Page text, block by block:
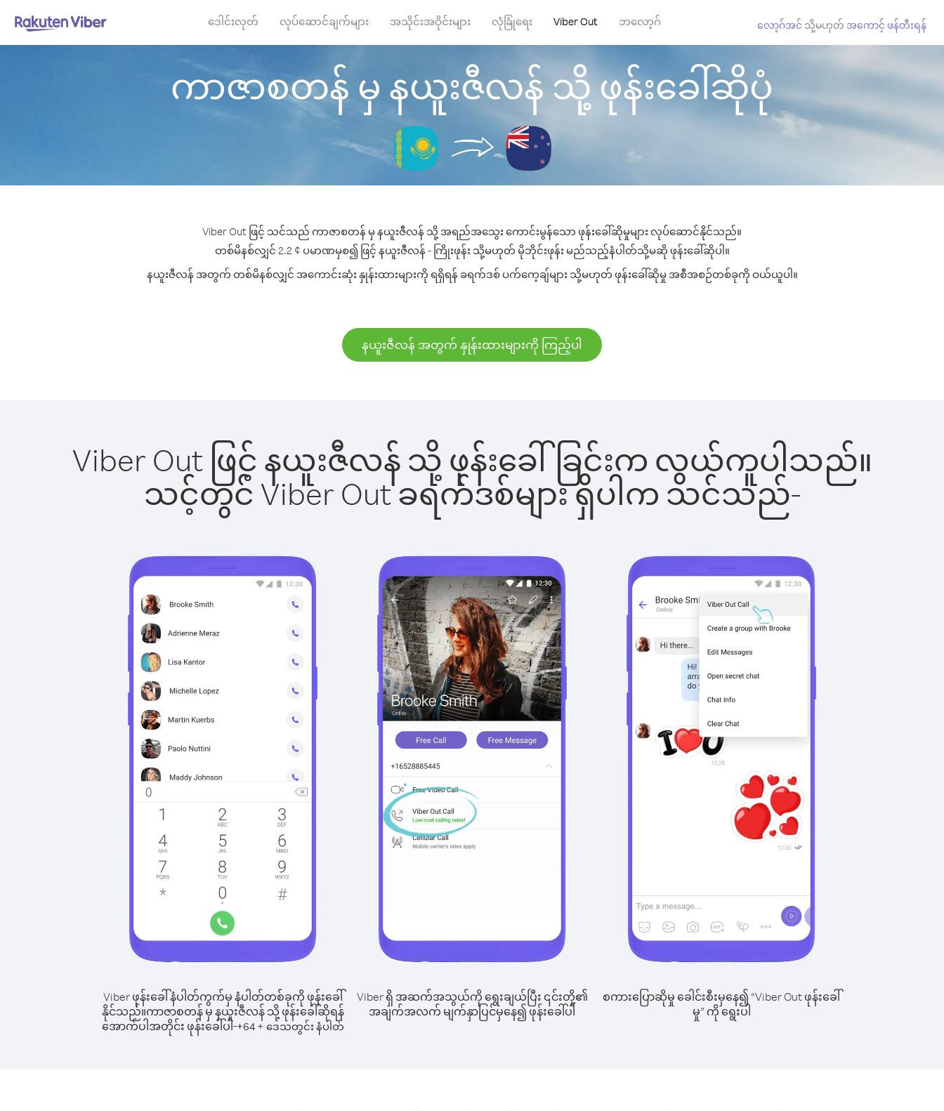
ဒေါင်းလုတ် လုပ်ဆောင်ချက်များ အသိုင်းအဝိုင်းများ လုံခြုံရေး Viber Out ဘလော့ဂ် လော့ဂ်အင် သို့မဟုတ် အကောင့် ဖန်တီးရန်
ကာဇာစတန် မှ နယူးဇီလန် သို့ ဖုန်းခေါ်ဆိုပုံ
Viber Out ဖြင့် သင်သည် ကာဇာစတန် မှ နယူးဇီလန် သို့ အရည်အသွေး ကောင်းမွန်သော ဖုန်းခေါ်ဆိုမှုများ လုပ်ဆောင်နိုင်သည်။
တစ်မိနစ်လျှင် 2.2 ¢ ပမာဏမှစ၍ ဖြင့် နယူးဇီလန် - ကြိုးဖုန်း သို့မဟုတ် မိုဘိုင်းဖုန်း မည်သည့်နံပါတ်သို့မဆို ဖုန်းခေါ်ဆိုပါ။
နယူးဇီလန် အတွက် တစ်မိနစ်လျှင် အကောင်းဆုံး နှုန်းထားများကို ရရှိရန် ခရက်ဒစ် ပက်ကေ့ချ်များ သို့မဟုတ် ဖုန်းခေါ်ဆိုမှု အစီအစဉ်တစ်ခုကို ဝယ်ယူပါ။
နယူးဇီလန် အတွက် နှုန်းထားများကို ကြည့်ပါ
Viber Out ဖြင့် နယူးဇီလန် သို့ ဖုန်းခေါ်ခြင်းက လွယ်ကူပါသည်။
သင့်တွင် Viber Out ခရက်ဒစ်များ ရှိပါက သင်သည်-
Viber ဖုန်းခေါ်နံပါတ်ကွက်မှ နံပါတ်တစ်ခုကို ဖုန်းခေါ်
နိုင်သည်။ကာဇာစတန် မှ နယူးဇီလန် သို့ ဖုန်းခေါ်ဆိုရန်
အောက်ပါအတိုင်း ဖုန်းခေါ်ပါ-+64+ ဒေသတွင်း နံပါတ်
Viber ရှိ အဆက်အသွယ်ကို ရွေးချယ်ပြီး ၎င်းတို့၏
အချက်အလက် မျက်နှာပြင်မှနေ၍ ဖုန်းခေါ်ပါ
စကားပြောဆိုမှု ခေါင်းစီးမှနေ၍ “Viber Out ဖုန်းခေါ်
မှု” ကို ရွေးပါ